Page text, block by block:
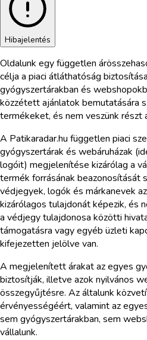
Hibajelentés
Oldalunk egy független
célja a piaci átláthatóság
gyógyszertárakban és
közzétett ajánlatok bemutatására
termékeket, és nem veszünk részt
A Patikaradar.hu független piaci
gyógyszertárak és webáruházak
logóit) megjelenítése kizárólag a
termék forrásának beazonosítását
védjegyek, logók és márkanevek
kizárólagos tulajdonát képezik, és
a védjegy tulajdonosa közötti
támogatásra vagy egyéb üzleti
kifejezetten jelölve van.
A megjelenített árakat az egyes
biztosítják, illetve azok nyilvános
összegyűjtésre. Az általunk
érvényességéért, valamint az
sem gyógyszertárakban, sem
vállalunk.